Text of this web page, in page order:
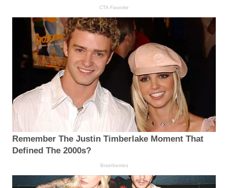
CTA Favorite
Remember The Justin Timberlake Moment That
Defined The 2000s?
Brainberries